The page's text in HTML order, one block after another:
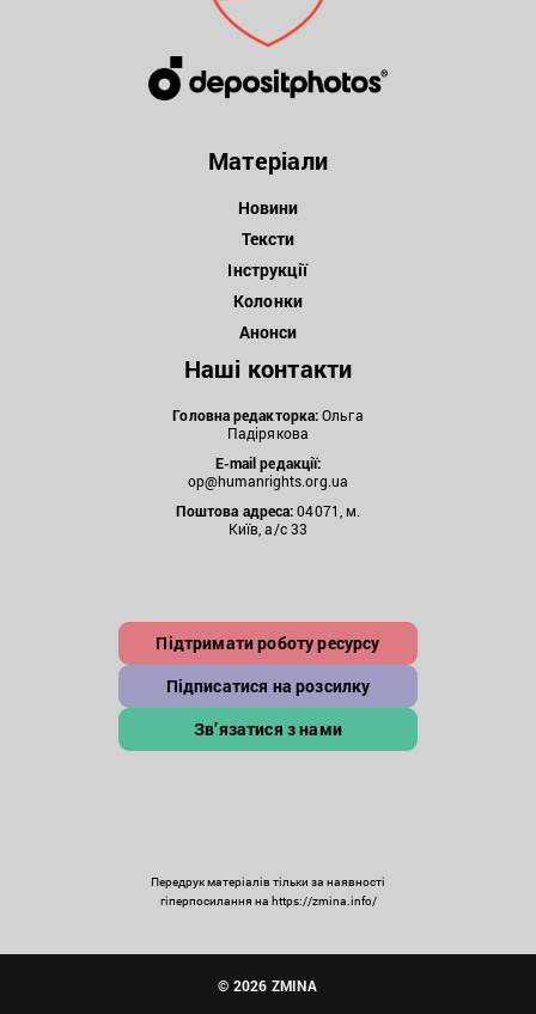
Матеріали
Новини
Тексти
Інструкції
Колонки
Анонси
Наші контакти
Головна редакторка:Ольга
Падірякова
E-mail редакції:
op@humanrights.org.ua
Поштова адреса:04071, м.
Київ, а/с 33
Підтримати роботу ресурсу
Підписатися на розсилку
Зв’язатися з нами
Передрук матеріалів тільки за наявності
гіперпосилання на https://zmina.info/
© 2026 ZMINA